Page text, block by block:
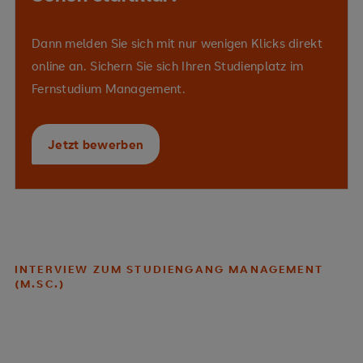
Dann melden Sie sich mit nur wenigen Klicks direkt
online an. Sichern Sie sich Ihren Studienplatz im
Fernstudium Management.
Jetzt bewerben
INTERVIEW ZUM STUDIENGANG MANAGEMENT
(M.SC.)